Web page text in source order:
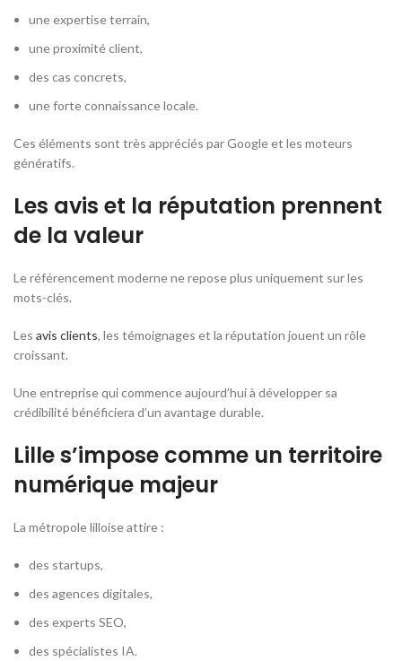
une expertise terrain,
une proximité client,
des cas concrets,
une forte connaissance locale.
Ces éléments sont très appréciés par Google et les moteurs
génératifs.
Les avis et la réputation prennent
de la valeur
Le référencement moderne ne repose plus uniquement sur les
mots-clés.
Les avis clients, les témoignages et la réputation jouent un rôle
croissant.
Une entreprise qui commence aujourd’hui à développer sa
crédibilité bénéficiera d’un avantage durable.
Lille s’impose comme un territoire
numérique majeur
La métropole lilloise attire :
des startups,
des agences digitales,
des experts SEO,
des spécialistes IA.